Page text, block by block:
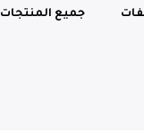
جميع المنتجات